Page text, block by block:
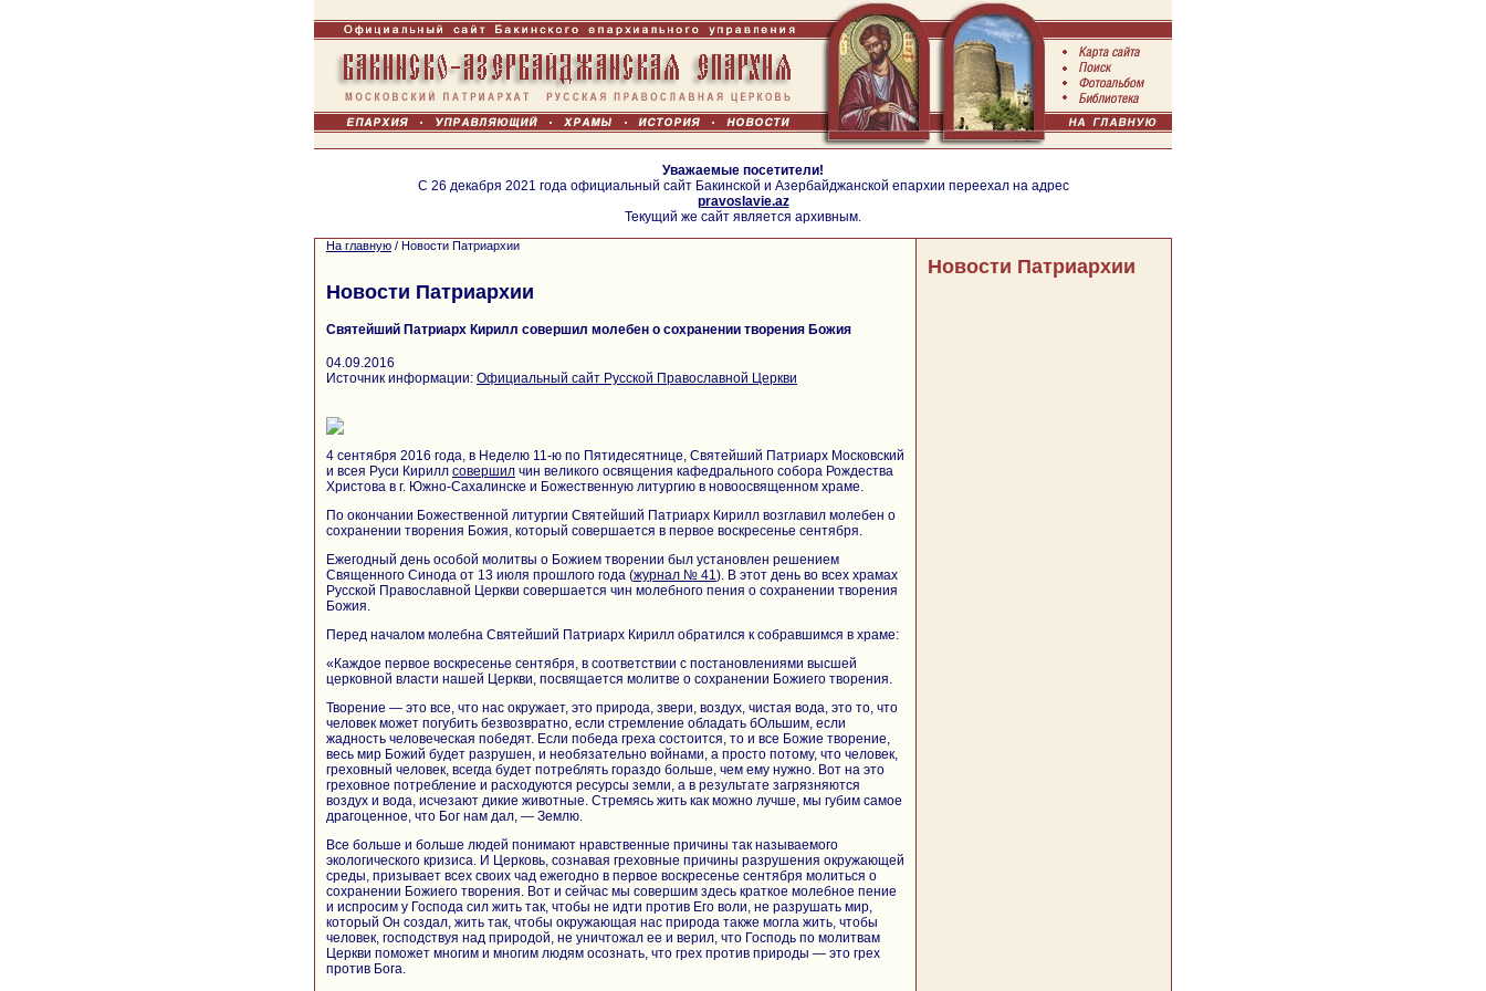
Уважаемые посетители!
С 26 декабря 2021 года официальный сайт Бакинской и Азербайджанской епархии переехал на адрес
pravoslavie.az
Текущий же сайт является архивным.
На главную / Новости Патриархии
Новости Патриархии
Святейший Патриарх Кирилл совершил молебен о сохранении творения Божия
04.09.2016
Источник информации: Официальный сайт Русской Православной Церкви
4 сентября 2016 года, в Неделю 11-ю по Пятидесятнице, Святейший Патриарх Московский
и всея Руси Кирилл совершил чин великого освящения кафедрального собора Рождества
Христова в г. Южно-Сахалинске и Божественную литургию в новоосвященном храме.
По окончании Божественной литургии Святейший Патриарх Кирилл возглавил молебен о
сохранении творения Божия, который совершается в первое воскресенье сентября.
Ежегодный день особой молитвы о Божием творении был установлен решением
Священного Синода от 13 июля прошлого года (журнал № 41). В этот день во всех храмах
Русской Православной Церкви совершается чин молебного пения о сохранении творения
Божия.
Перед началом молебна Святейший Патриарх Кирилл обратился к собравшимся в храме:
«Каждое первое воскресенье сентября, в соответствии с постановлениями высшей
церковной власти нашей Церкви, посвящается молитве о сохранении Божиего творения.
Творение — это все, что нас окружает, это природа, звери, воздух, чистая вода, это то, что
человек может погубить безвозвратно, если стремление обладать бОльшим, если
жадность человеческая победят. Если победа греха состоится, то и все Божие творение,
весь мир Божий будет разрушен, и необязательно войнами, а просто потому, что человек,
греховный человек, всегда будет потреблять гораздо больше, чем ему нужно. Вот на это
греховное потребление и расходуются ресурсы земли, а в результате загрязняются
воздух и вода, исчезают дикие животные. Стремясь жить как можно лучше, мы губим самое
драгоценное, что Бог нам дал, — Землю.
Все больше и больше людей понимают нравственные причины так называемого
экологического кризиса. И Церковь, сознавая греховные причины разрушения окружающей
среды, призывает всех своих чад ежегодно в первое воскресенье сентября молиться о
сохранении Божиего творения. Вот и сейчас мы совершим здесь краткое молебное пение
и испросим у Господа сил жить так, чтобы не идти против Его воли, не разрушать мир,
который Он создал, жить так, чтобы окружающая нас природа также могла жить, чтобы
человек, господствуя над природой, не уничтожал ее и верил, что Господь по молитвам
Церкви поможет многим и многим людям осознать, что грех против природы — это грех
против Бога.
Новости Патриархии